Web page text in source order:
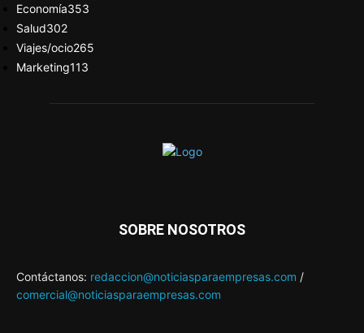
Economía353
Salud302
Viajes/ocio265
Marketing113
SOBRE NOSOTROS
Contáctanos: redaccion@noticiasparaempresas.com /
comercial@noticiasparaempresas.com